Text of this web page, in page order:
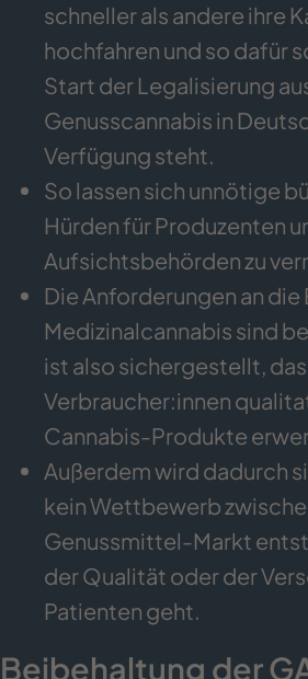
schneller als andere ihre
hochfahren und so dafür
Start der Legalisierung
Genusscannabis in
Verfügung steht.
So lassen sich unnötige
Hürden für Produzenten
Aufsichtsbehörden zu
Die Anforderungen an die
Medizinalcannabis sind
ist also sichergestellt,
Verbraucher:innen
Cannabis-Produkte
Außerdem wird dadurch
kein Wettbewerb
Genussmittel-Markt
der Qualität oder der
Patienten geht.
Beibehaltung der